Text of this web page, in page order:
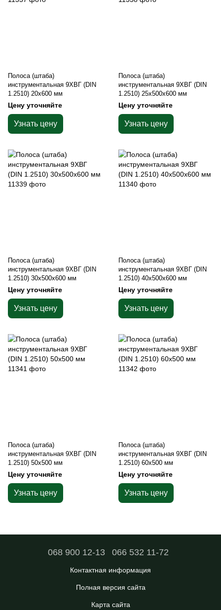
Полоса (штаба)
инструментальная 9ХВГ (DIN
1.2510) 20х600 мм
Цену уточняйте
Узнать цену
Полоса (штаба)
инструментальная 9ХВГ (DIN
1.2510) 25х500х600 мм
Цену уточняйте
Узнать цену
Полоса (штаба)
инструментальная 9ХВГ (DIN
1.2510) 30х500х600 мм
Цену уточняйте
Узнать цену
Полоса (штаба)
инструментальная 9ХВГ (DIN
1.2510) 40х500х600 мм
Цену уточняйте
Узнать цену
Полоса (штаба)
инструментальная 9ХВГ (DIN
1.2510) 50х500 мм
Цену уточняйте
Узнать цену
Полоса (штаба)
инструментальная 9ХВГ (DIN
1.2510) 60х500 мм
Цену уточняйте
Узнать цену
068 900 12-13 066 532 11-72
Контактная информация
Полная версия сайта
Карта сайта